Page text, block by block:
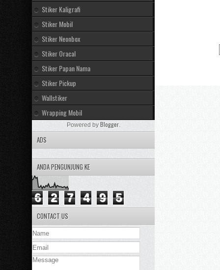
Stiker Kaligrafi
Stiker Mobil
Stiker Neonbox
Stiker Oracal
Stiker Papan Nama
Stiker Pickup
Wallstiker
Wrapping Mobil
Powered by Blogger.
ADS
ANDA PENGUNJUNG KE
6 2 7 4 9 5
CONTACT US